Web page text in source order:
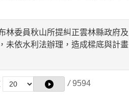
委員秋山所提糾正雲林縣政府及
未依水利法辦理，造成樑底與計畫
/ 9594